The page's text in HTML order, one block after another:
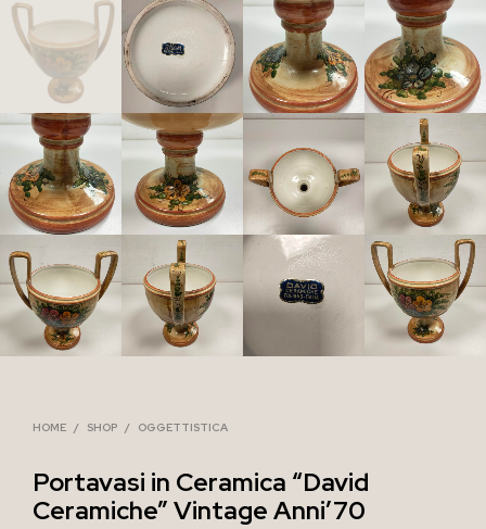
HOME / SHOP / OGGETTISTICA
Portavasi in Ceramica “David
Ceramiche” Vintage Anni’70